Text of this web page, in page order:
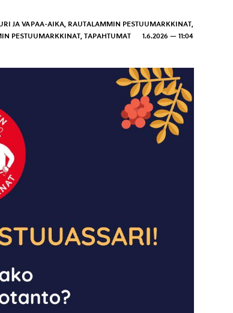
JA VAPAA-AIKA, RAUTALAMMIN PESTUUMARKKINAT,
PESTUUMARKKINAT,TAPAHTUMAT 1.6.2026 — 11:04